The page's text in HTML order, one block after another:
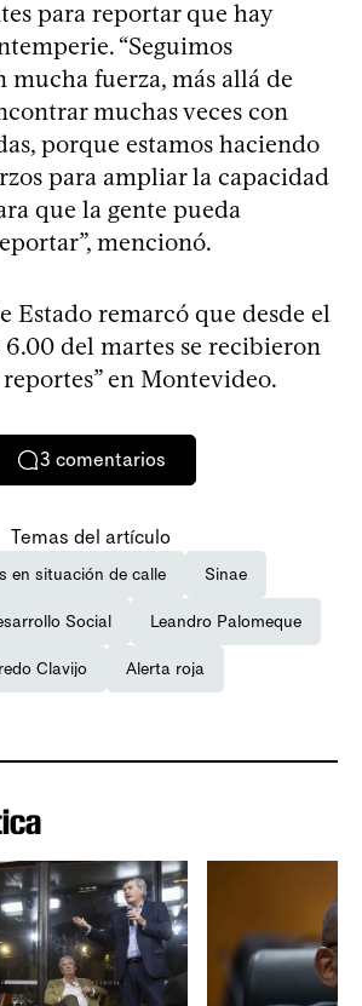
para reportar que hay
“Seguimos
fuerza, más allá de
muchas veces con
porque estamos haciendo
para ampliar la capacidad
que la gente pueda
mencionó.
Estado remarcó que desde el
6.00 del martes se recibieron
en Montevideo.
3 comentarios
Temas del artículo
en situación de calle Sinae
Social Leandro Palomeque
Clavijo Alerta roja